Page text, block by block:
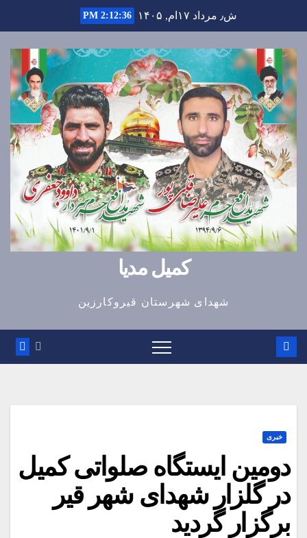
to
content
ش٫ مرداد ۱۷ام, ۱۴۰۵ 2:12:37 PM
کمیل مدیا
شهدای شهرستان قیروکارزین
خبری
دومین ایستگاه صلواتی کمیل
در گلزار شهدای شهر قیر
برگزار گردید